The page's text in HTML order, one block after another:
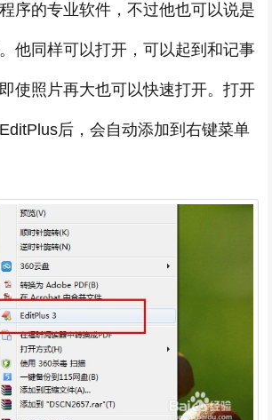
序的专业软件，不过他也可以说是
他同样可以打开，可以起到和记事
使照片再大也可以快速打开。打开
后，会自动添加到右键菜单